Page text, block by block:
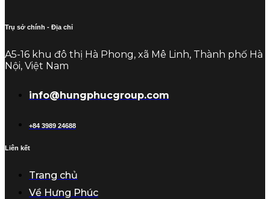
Trụ sở chính - Địa chỉ
A5-16 khu đô thị Hà Phong, xã Mê Linh, Thành phố Hà
Nội, Việt Nam
info@hungphucgroup.com
+84 3989 24688
Liên kết
Trang chủ
Về Hưng Phúc